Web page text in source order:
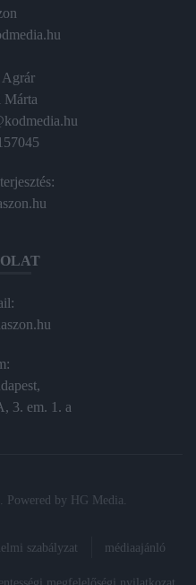
Agrár
Márta
3. em. 1. a
Powered by HG Media
szabályzat médiaajánló